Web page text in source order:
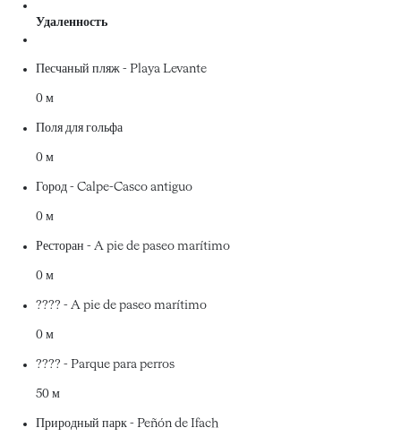
Удаленность
Песчаный пляж - Playa Levante
0 м
Поля для гольфа
0 м
Город - Calpe-Casco antiguo
0 м
Ресторан - A pie de paseo marítimo
0 м
???? - A pie de paseo marítimo
0 м
???? - Parque para perros
50 м
Природный парк - Peñón de Ifach